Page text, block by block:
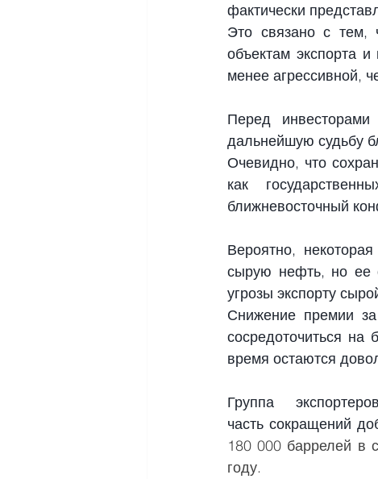
фактически
Это связано с тем,
объектам экспорта
менее агрессивной,
Перед
дальнейшую судьбу
Очевидно, что
как
ближневосточный
Вероятно,
сырую нефть, но ее
угрозы экспорту
Снижение премии
сосредоточиться
время остаются
Группа
часть сокращений
180 000 баррелей в
году.